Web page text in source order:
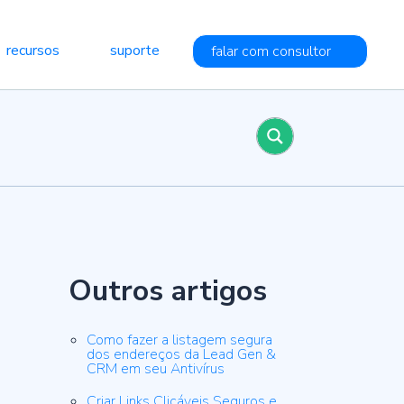
recursos suporte falar com consultor
Gestão e otimização contínua
Gestão ágil e inovação constante para manter
Outros artigos
Como fazer a listagem segura
dos endereços da Lead Gen &
CRM em seu Antivírus